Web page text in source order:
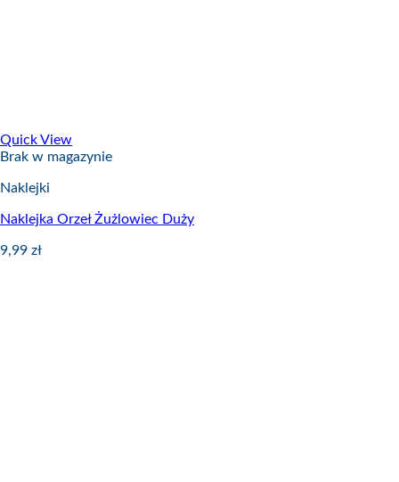
Quick View
Brak w magazynie
Naklejki
Naklejka Orzeł Żużlowiec Duży
9,99 zł